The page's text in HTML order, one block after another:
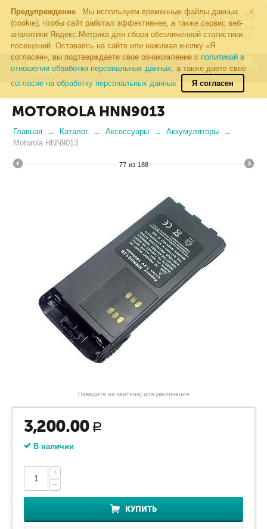
×
Предупреждение
Мы используем временные файлы данных
(cookie), чтобы сайт работал эффективнее, а также сервис веб-
аналитики Яндекс.Метрика для сбора обезличенной статистики
посещений. Оставаясь на сайте или нажимая кнопку «Я
согласен», вы подтверждаете свое ознакомление с политикой в
отношении обработки персональных данных, а также даете свое
согласие на обработку персональных данных.
Я согласен
8 (495) 502-57-27
info@radiodigital.ru
Контакты Перезвонить
КАТАЛОГ
ТОВАРОВ
MOTOROLA HNN9013
Главная Каталог Аксессуары
Аккумуляторы
Motorola HNN9013
77 из 188
Наведите на картинку для увеличения
3,200.00 Р
В наличии
+
−
КУПИТЬ